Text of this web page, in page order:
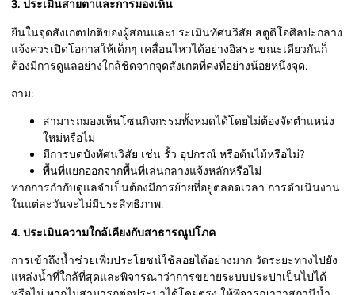
3. ประเมินสายตาและการมองเห็น
ยืนในจุดสังเกตปกติของผู้สอนและประเมินทัศนวิสัย สตูดิโอศิลปะกลาง
แจ้งควรเปิดโอกาสให้เด็กๆ เคลื่อนไหวได้อย่างอิสระ ขณะเดียวกันก็
ต้องมีการดูแลอย่างใกล้ชิดจากจุดสังเกตที่คงที่อย่างน้อยหนึ่งจุด.
ถาม:
สามารถมองเห็นโซนกิจกรรมทั้งหมดได้โดยไม่ต้องจัดตำแหน่ง
ใหม่หรือไม่
มีการบดบังทัศนวิสัย เช่น รั้ว อุปกรณ์ หรือต้นไม้หรือไม่?
พื้นที่แยกออกจากพื้นที่เล่นกลางแจ้งหลักหรือไม่
หากการกำกับดูแลจำเป็นต้องมีการย้ายที่อยู่ตลอดเวลา การดำเนินงาน
ในแต่ละวันจะไม่มีประสิทธิภาพ.
4. ประเมินความใกล้เคียงกับสาธารณูปโภค
การเข้าถึงน้ำช่วยเพิ่มประโยชน์ใช้สอยได้อย่างมาก วัดระยะทางไปยัง
แหล่งน้ำที่ใกล้ที่สุดและพิจารณาว่าการขยายระบบประปาเป็นไปได้